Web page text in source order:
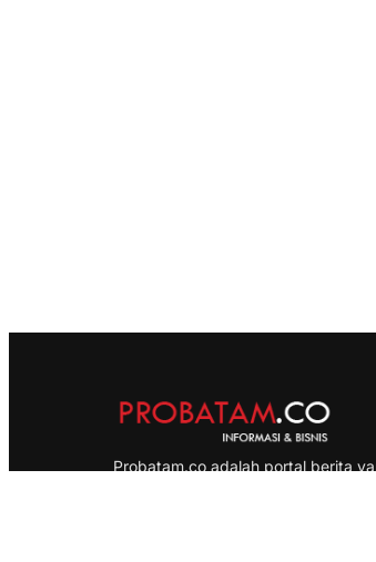
Probatam.co adalah portal berita